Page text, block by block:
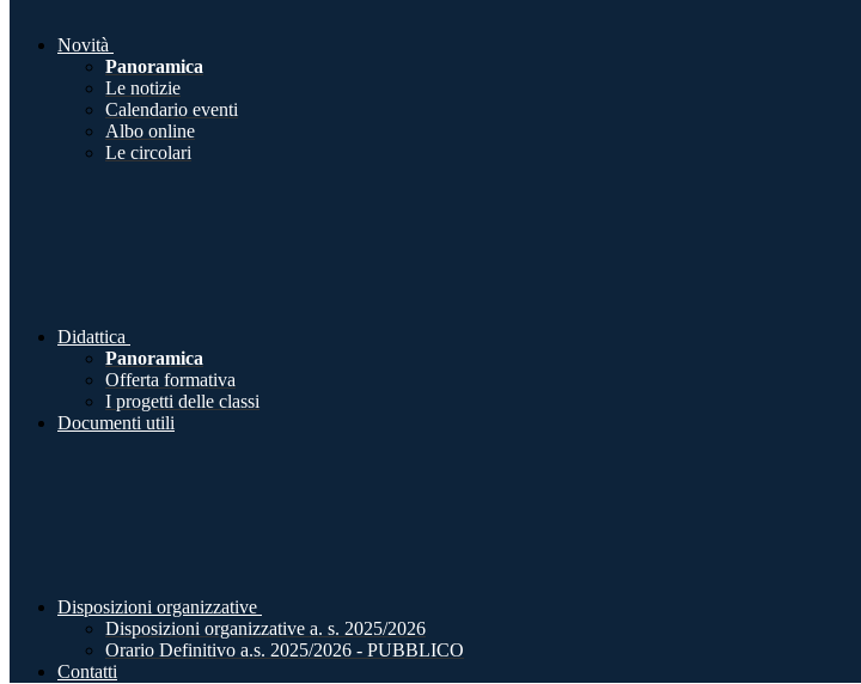
Novità
Panoramica
Le notizie
Calendario eventi
Albo online
Le circolari
Didattica
Panoramica
Offerta formativa
I progetti delle classi
Documenti utili
Disposizioni organizzative
Disposizioni organizzative a. s. 2025/2026
Orario Definitivo a.s. 2025/2026 - PUBBLICO
Contatti